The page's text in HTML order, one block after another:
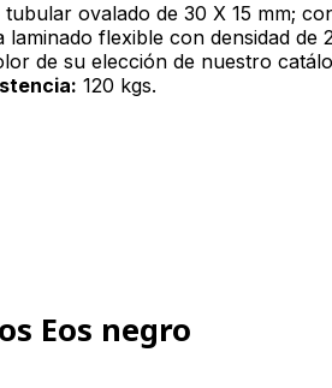
tubular ovalado de 30 X 15 mm;
laminado flexible con densidad de
de su elección de nuestro
120 kgs.
Eos negro